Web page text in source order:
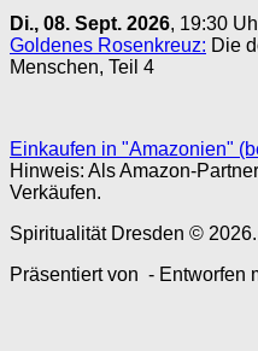
Di., 08. Sept. 2026, 19:30
Goldenes Rosenkreuz: Die
Menschen, Teil 4
Einkaufen in "Amazonien"
Hinweis: Als Amazon-
Verkäufen.
Spiritualität Dresden ©
Präsentiert von - Entworfen